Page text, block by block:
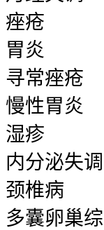
痤疮
胃炎
寻常痤疮
慢性胃炎
湿疹
内分泌失调
颈椎病
多囊卵巢